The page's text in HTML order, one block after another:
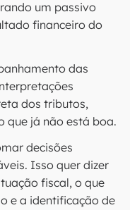
um passivo
financeiro do
das
dos tributos,
que já não está boa.
decisões
Isso quer dizer
fiscal, o que
e a identificação de